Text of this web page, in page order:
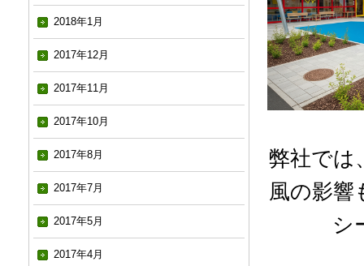
2018年1月
2017年12月
2017年11月
2017年10月
2017年8月
2017年7月
2017年5月
2017年4月
弊社では
風の影響
シ